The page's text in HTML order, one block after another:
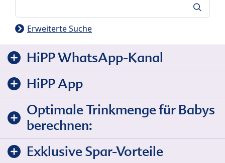
Erweiterte Suche
HiPP WhatsApp-Kanal
HiPP App
Optimale Trinkmenge für Babys
berechnen:
Exklusive Spar-Vorteile